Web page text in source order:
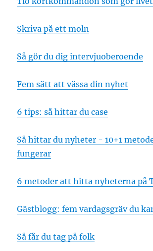
Skriva på ett moln
Så gör du dig intervjuoberoende
Fem sätt att vässa din nyhet
6 tips: så hittar du case
Så hittar du nyheter - 10+1
fungerar
6 metoder att hitta nyheterna på
Gästblogg: fem vardagsgräv du
Så får du tag på folk